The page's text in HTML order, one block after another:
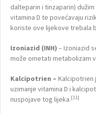
dalteparin i tinzaparin)
vitamina D te povećavaju
koriste ove lijekove trebala
Izoniazid (INH) – Izoniazid
može ometati metabolizam
Kalcipotrien –Kalcipotrien
uzimanje vitamina D i
nuspojave tog lijeka.[11]